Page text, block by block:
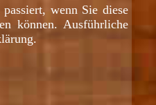
wenn Sie diese
können. Ausführliche